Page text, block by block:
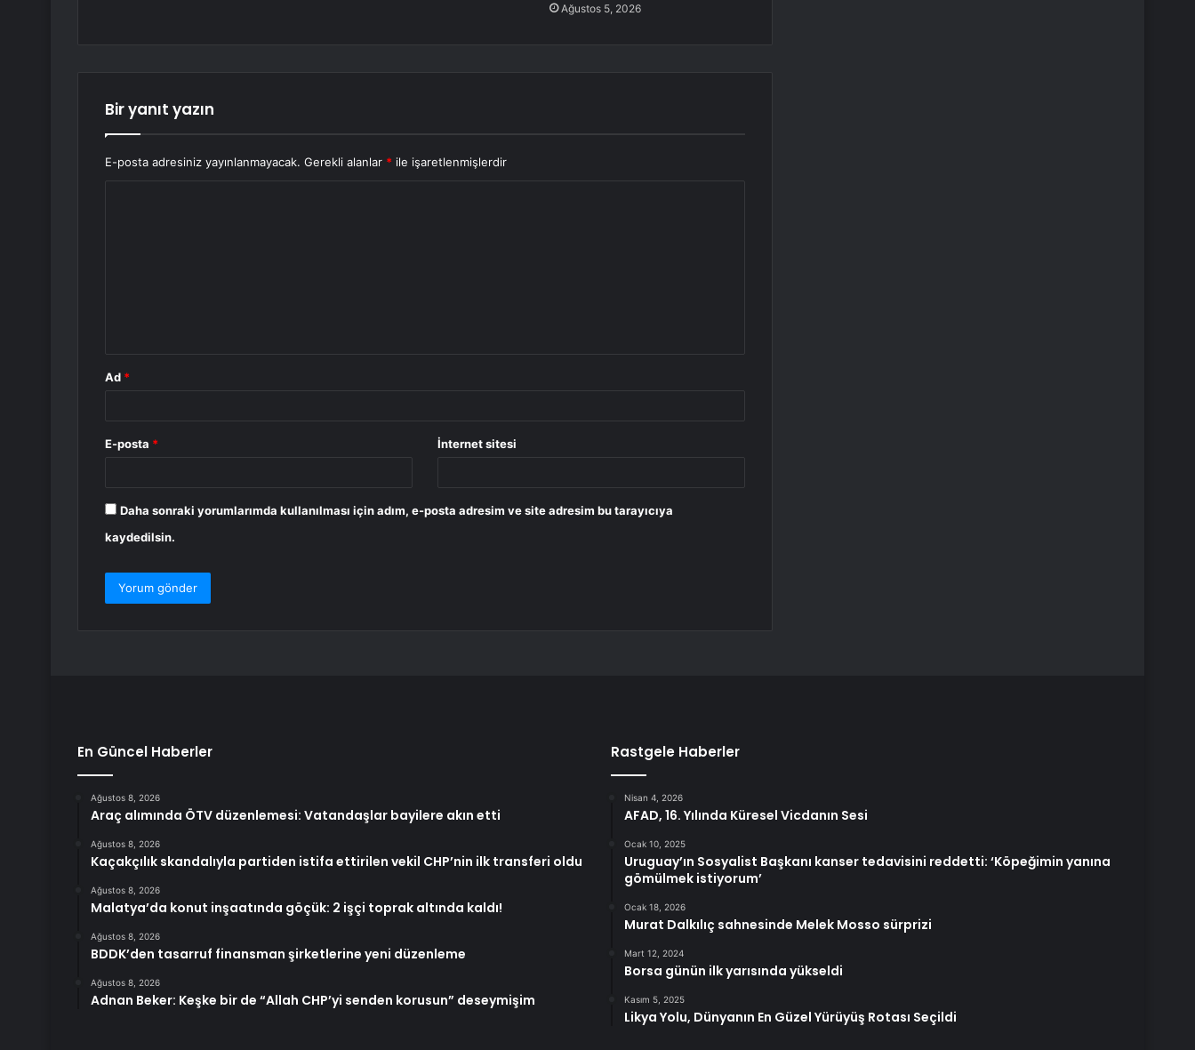
Ağustos 5, 2026
Bir yanıt yazın
E-posta adresiniz yayınlanmayacak. Gerekli alanlar * ile işaretlenmişlerdir
Ad *
E-posta * İnternet sitesi
Daha sonraki yorumlarımda kullanılması için adım, e-posta adresim ve site adresim bu tarayıcıya
kaydedilsin.
En Güncel Haberler
Ağustos 8, 2026
Araç alımında ÖTV düzenlemesi: Vatandaşlar bayilere akın etti
Ağustos 8, 2026
Kaçakçılık skandalıyla partiden istifa ettirilen vekil CHP’nin ilk transferi oldu
Ağustos 8, 2026
Malatya’da konut inşaatında göçük: 2 işçi toprak altında kaldı!
Ağustos 8, 2026
BDDK’den tasarruf finansman şirketlerine yeni düzenleme
Ağustos 8, 2026
Adnan Beker: Keşke bir de “Allah CHP’yi senden korusun” deseymişim
Rastgele Haberler
Nisan 4, 2026
AFAD, 16. Yılında Küresel Vicdanın Sesi
Ocak 10, 2025
Uruguay’ın Sosyalist Başkanı kanser tedavisini reddetti: ‘Köpeğimin yanına
gömülmek istiyorum’
Ocak 18, 2026
Murat Dalkılıç sahnesinde Melek Mosso sürprizi
Mart 12, 2024
Borsa günün ilk yarısında yükseldi
Kasım 5, 2025
Likya Yolu, Dünyanın En Güzel Yürüyüş Rotası Seçildi